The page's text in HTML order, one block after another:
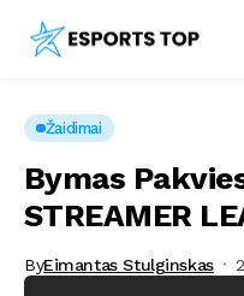
Žaidimai
Bymas
STREAMER
ByEimantas Stulginskas